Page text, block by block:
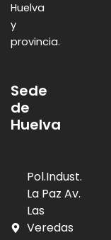
Huelva
y
provincia.
Sede
de
Huelva
Pol.Indust.
La Paz Av.
Las
Veredas